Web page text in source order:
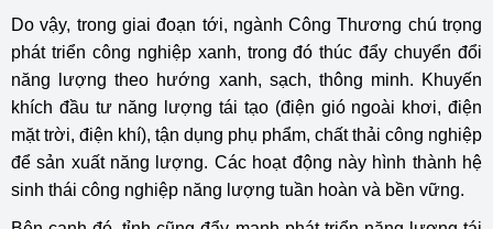
Do vậy, trong giai đoạn tới, ngành Công Thương chú trọng
phát triển công nghiệp xanh, trong đó thúc đẩy chuyển đổi
năng lượng theo hướng xanh, sạch, thông minh. Khuyến
khích đầu tư năng lượng tái tạo (điện gió ngoài khơi, điện
mặt trời, điện khí), tận dụng phụ phẩm, chất thải công nghiệp
để sản xuất năng lượng. Các hoạt động này hình thành hệ
sinh thái công nghiệp năng lượng tuần hoàn và bền vững.